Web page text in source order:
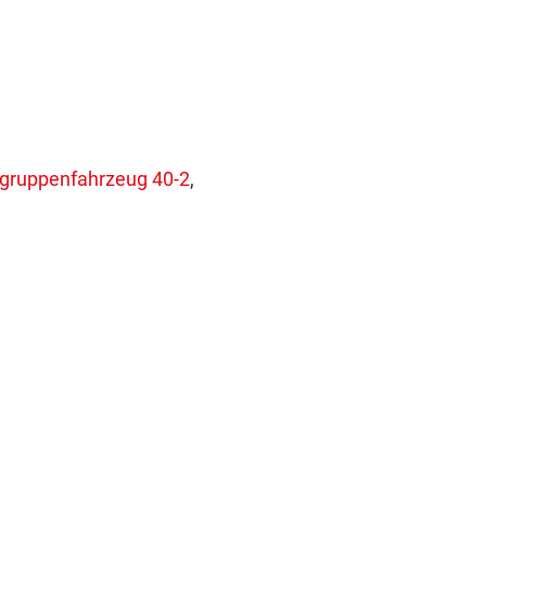
40-2,